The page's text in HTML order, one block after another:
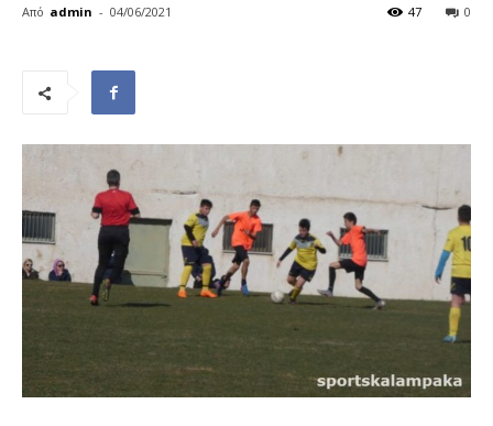
Από admin - 04/06/2021 0
47